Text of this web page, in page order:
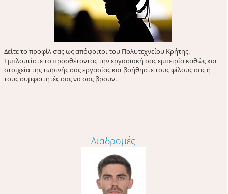
Δείτε το προφίλ σας ως απόφοιτοι του Πολυτεχνείου Κρήτης.
Εμπλουτίστε το προσθέτοντας την εργασιακή σας εμπειρία καθώς και
στοιχεία της τωρινής σας εργασίας και βοήθηστε τους φίλους σας ή
τους συμφοιτητές σας να σας βρουν.
Διαδρομές